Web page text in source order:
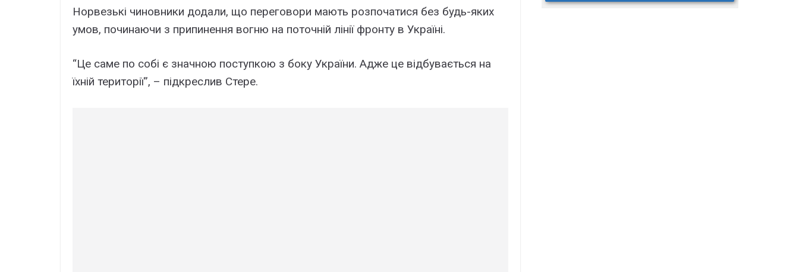
Норвезькі чиновники додали, що переговори мають розпочатися без будь-яких
умов, починаючи з припинення вогню на поточній лінії фронту в Україні.
“Це саме по собі є значною поступкою з боку України. Адже це відбувається на
їхній території”, – підкреслив Стере.